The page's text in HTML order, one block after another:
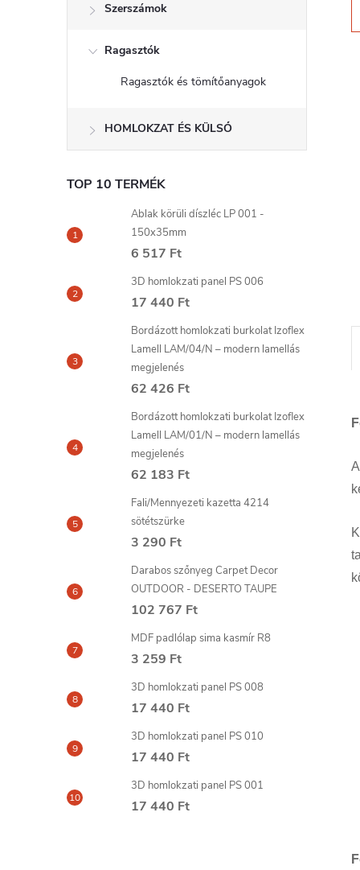
l
Szerszámok
Ragasztók
Ragasztók és tömítőanyagok
HOMLOKZAT ÉS KÜLSŐ
TOP 10 TERMÉK
Ablak körüli díszléc LP 001 -
150x35mm
6 517 Ft
3D homlokzati panel PS 006
17 440 Ft
Bordázott homlokzati burkolat Izoflex
Lamell LAM/04/N – modern lamellás
megjelenés
62 426 Ft
Bordázott homlokzati burkolat Izoflex
Lamell LAM/01/N – modern lamellás
megjelenés
62 183 Ft
Fali/Mennyezeti kazetta 4214
sötétszürke
3 290 Ft
Darabos szőnyeg Carpet Decor
OUTDOOR - DESERTO TAUPE
102 767 Ft
MDF padlólap sima kasmír R8
3 259 Ft
3D homlokzati panel PS 008
17 440 Ft
3D homlokzati panel PS 010
17 440 Ft
3D homlokzati panel PS 001
17 440 Ft